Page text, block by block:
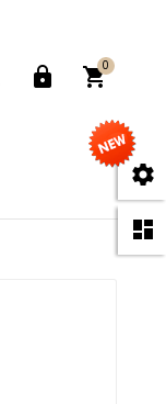


 
0